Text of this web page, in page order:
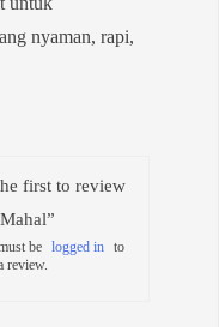
nyaman, rapi,
first to review
be logged in to
review.